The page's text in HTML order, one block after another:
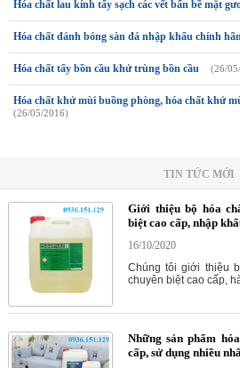
Hóa chất lau kính tẩy sạch các vết bẩn bề mặt
Hóa chất đánh bóng sàn đá nhập khẩu chính
Hóa chất tẩy bồn cầu khử trùng bồn cầu (26/
Hóa chất khử mùi buồng phòng, hóa chất khử
(26/05/2016)
TIN TỨC MỚI
Giới thiệu bộ hóa
biệt cao cấp, nhập
16/10/2020
Chúng tôi giới thiệu
chuyên biệt cao cấp,
Những sản phẩm
cấp, sử dụng nhiều